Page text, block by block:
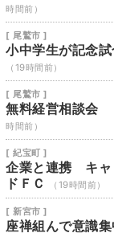
時間前）
[ 尾鷲市 ]
小中学生が記念
（19時間前）
[ 尾鷲市 ]
無料経営相談会
時間前）
[ 紀宝町 ]
企業と連携 キャ
ドＦＣ
（19時間前）
[ 新宮市 ]
座禅組んで意識